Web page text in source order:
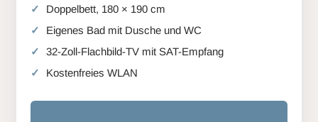
Doppelbett, 180 × 190 cm
Eigenes Bad mit Dusche und WC
32-Zoll-Flachbild-TV mit SAT-Empfang
Kostenfreies WLAN